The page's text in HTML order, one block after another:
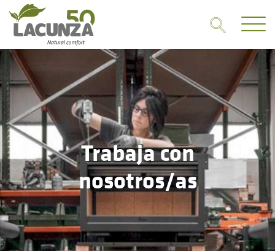
Trabaja con
nosotros/as